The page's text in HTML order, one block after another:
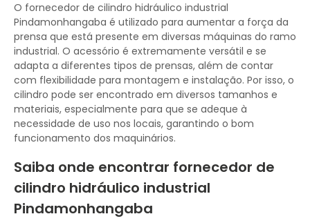
O fornecedor de cilindro hidráulico industrial
Pindamonhangaba é utilizado para aumentar a força da
prensa que está presente em diversas máquinas do ramo
industrial. O acessório é extremamente versátil e se
adapta a diferentes tipos de prensas, além de contar
com flexibilidade para montagem e instalação. Por isso, o
cilindro pode ser encontrado em diversos tamanhos e
materiais, especialmente para que se adeque à
necessidade de uso nos locais, garantindo o bom
funcionamento dos maquinários.
Saiba onde encontrar fornecedor de
cilindro hidráulico industrial
Pindamonhangaba